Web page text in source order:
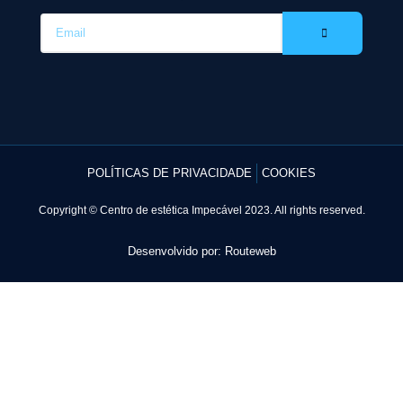
POLÍTICAS DE PRIVACIDADE COOKIES
Copyright © Centro de estética Impecável 2023. All rights reserved.
Desenvolvido por: Routeweb